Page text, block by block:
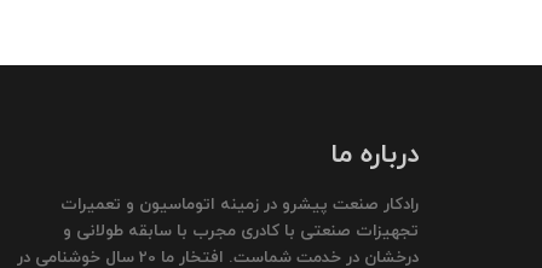
درباره ما
رادکار صنعت پیشرو در زمینه اتوماسیون و تعمیرات
تجهیزات صنعتی با کادری مجرب با سابقه طولانی و
درخشان در خدمت شماست. افتخار ما 20 سال خوشنامی در